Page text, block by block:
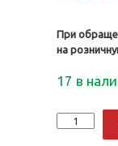
При
на
17 в
Количество